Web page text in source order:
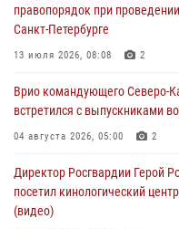
08 августа 2026, 07:00
ОМОН «Ойрат» Управления
08 августа 2026, 07:00
В Москве росгвардейцы
08 августа 2026, 06:32 1
правопорядок при
Санкт-Петербурге
13 июля 2026, 08:08 2
Врио командующего Северо-
встретился с выпускниками
04 августа 2026, 05:00 2
Директор Росгвардии Герой
посетил кинологический
(видео)